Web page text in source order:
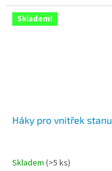
Skladem!
Háky pro vnitřek stanu
Skladem (>5 ks)